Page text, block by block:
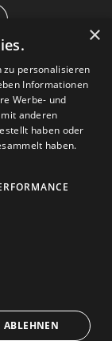
Shop
×
zu personalisieren
Informationen
Werbe- und
anderen
haben oder
haben.
ABLEHNEN